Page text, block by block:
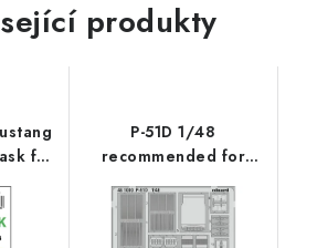
produkty
for
P-51D 1/48
recommended for
EDUARD